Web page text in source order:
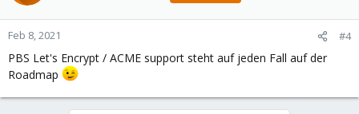
Feb 8, 2021 #4
PBS Let's Encrypt / ACME support steht auf jeden Fall auf der
Roadmap